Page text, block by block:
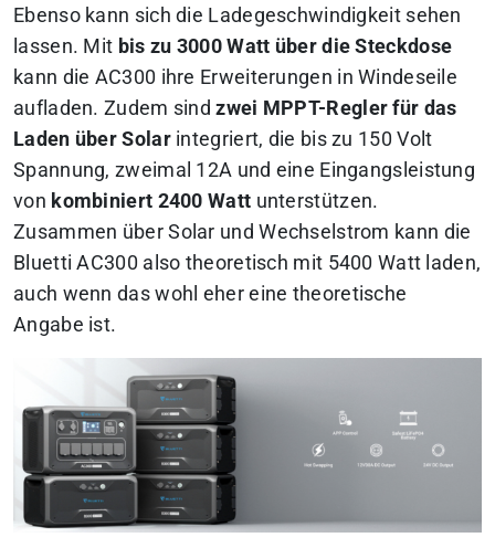
Ebenso kann sich die Ladegeschwindigkeit sehen
lassen. Mit bis zu 3000 Watt über die Steckdose
kann die AC300 ihre Erweiterungen in Windeseile
aufladen. Zudem sindzwei MPPT-Regler für das
Laden über Solarintegriert, die bis zu 150 Volt
Spannung, zweimal 12A und eine Eingangsleistung
von kombiniert 2400 Watt unterstützen.
Zusammen über Solar und Wechselstrom kann die
Bluetti AC300 also theoretisch mit 5400 Watt laden,
auch wenn das wohl eher eine theoretische
Angabe ist.